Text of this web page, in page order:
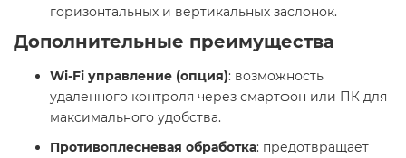
горизонтальных и вертикальных заслонок.
Дополнительные преимущества
Wi-Fi управление (опция): возможность
удаленного контроля через смартфон или ПК для
максимального удобства.
Противоплесневая обработка: предотвращает